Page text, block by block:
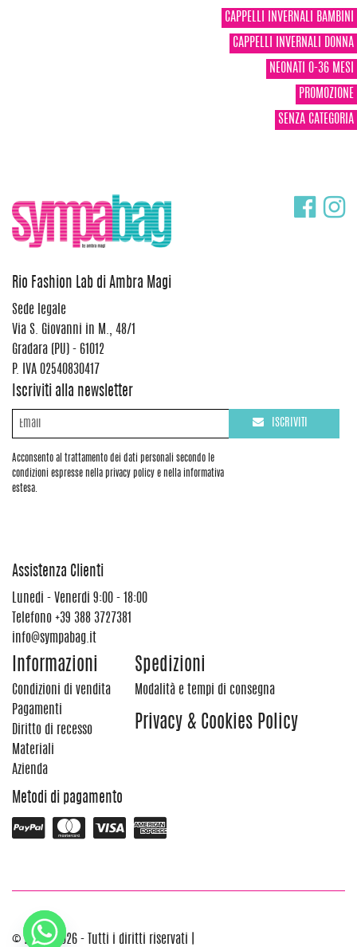
CAPPELLI INVERNALI BAMBINI
CAPPELLI INVERNALI DONNA
NEONATI 0-36 MESI
PROMOZIONE
SENZA CATEGORIA
Rio Fashion Lab di Ambra Magi
Sede legale
Via S. Giovanni in M., 48/1
Gradara (PU) - 61012
P. IVA 02540830417
Iscriviti alla newsletter
Acconsento al trattamento dei dati personali secondo le
condizioni espresse nella privacy policy e nella informativa
estesa.
ISCRIVITI
Assistenza Clienti
Lunedi - Venerdi 9:00 - 18:00
Telefono +39 388 3727381
info@sympabag.it
Informazioni
Condizioni di vendita
Pagamenti
Diritto di recesso
Materiali
Azienda
Spedizioni
Modalità e tempi di consegna
Privacy & Cookies Policy
Metodi di pagamento
© 2012 - 2026 - Tutti i diritti riservati |